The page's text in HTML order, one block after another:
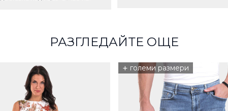
РАЗГЛЕДАЙТЕ ОЩЕ
+ големи размери